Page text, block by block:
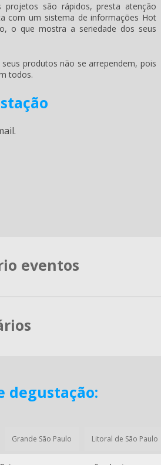
projetos são rápidos, presta atenção
com um sistema de informações Hot
o que mostra a seriedade dos seus
produtos não se arrependem, pois
todos.
eventos
degustação:
Grande São Paulo Litoral de São Paulo